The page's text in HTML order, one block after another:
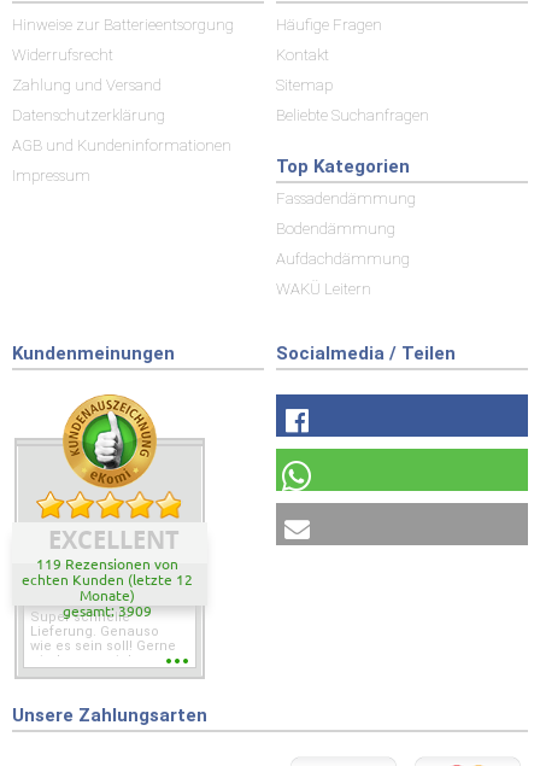
Hinweise zur Batterieentsorgung
Widerrufsrecht
Zahlung und Versand
Datenschutzerklärung
AGB und Kundeninformationen
Impressum
Häufige Fragen
Kontakt
Sitemap
Beliebte Suchanfragen
Top Kategorien
Fassadendämmung
Bodendämmung
Aufdachdämmung
WAKÜ Leitern
Kundenmeinungen
EXCELLENT
119 Rezensionen von
echten Kunden (letzte 12
Monate)
gesamt: 3909
Super schnelle
Lieferung. Genauso
wie es sein soll! Gerne
wieder wenn ich was
Socialmedia / Teilen
Unsere Zahlungsarten